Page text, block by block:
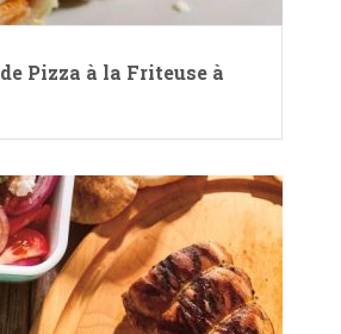
Pizza à la Friteuse à